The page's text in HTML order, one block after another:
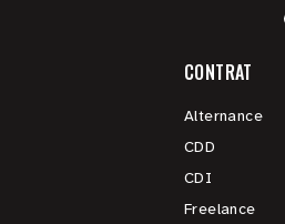
CONTRAT
Alternance
CDD
CDI
Freelance